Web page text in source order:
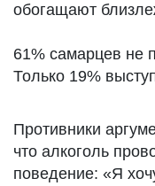
обогащают
61% самарцев не
Только 19%
Противники
что алкоголь
поведение: «Я